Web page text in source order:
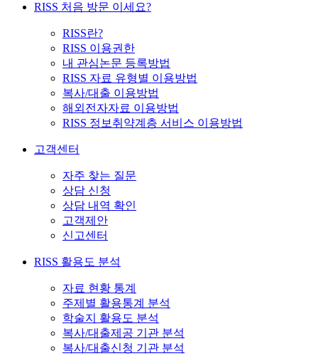
RISS 처음 방문 이세요?
RISS란?
RISS 이용권한
내 관심논문 등록방법
RISS 자료 유형별 이용방법
복사/대출 이용방법
해외전자자료 이용방법
RISS 정보취약계층 서비스 이용방법
고객센터
자주 찾는 질문
상담 신청
상담 내역 확인
고객제안
신고센터
RISS 활용도 분석
자료 현황 통계
주제별 활용통계 분석
학술지 활용도 분석
복사/대출제공 기관 분석
복사/대출신청 기관 분석